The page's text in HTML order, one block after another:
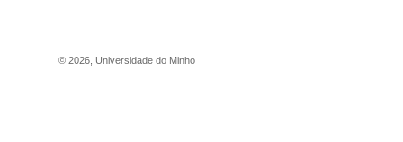
© 2026 Universidade do Minho